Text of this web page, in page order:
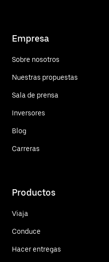
Empresa
Sobre nosotros
Nuestras propuestas
Sala de prensa
Inversores
Blog
Carreras
Productos
Viaja
Conduce
Hacer entregas